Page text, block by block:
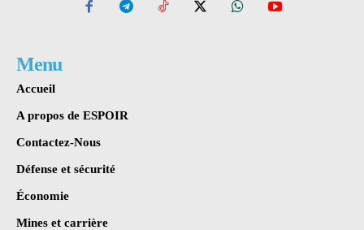
Menu
Accueil
A propos de ESPOIR
Contactez-Nous
Défense et sécurité
Économie
Mines et carrière